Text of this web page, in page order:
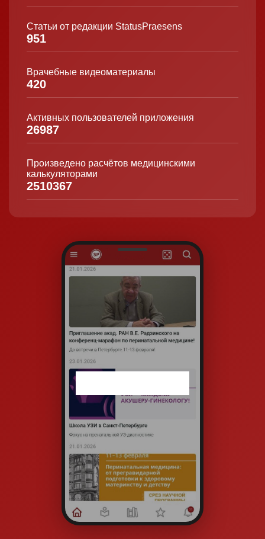
Статьи от редакции StatusPraesens
951
Врачебные видеоматериалы
420
Активных пользователей приложения
26987
Произведено расчётов медицинскими
калькуляторами
2510367